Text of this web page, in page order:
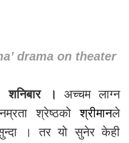
drama on theater
।
अच्चम लाग्न
श्रेष्ठकोश्रीमानले
। तर यो सुनेर केही